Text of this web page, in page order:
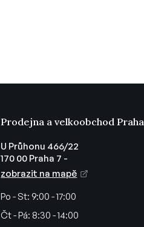
Prodejna a velkoobchod Praha
U Průhonu 466/22
170 00 Praha 7 -
zobrazit na mapě
Po - St: 9:00 - 17:00
Čt - Pá: 8:30 - 14:00